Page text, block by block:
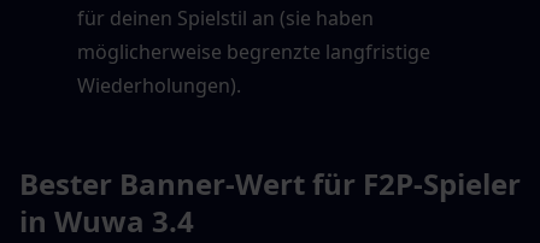
für deinen Spielstil an (sie haben
möglicherweise begrenzte langfristige
Wiederholungen).
Bester Banner-Wert für F2P-Spieler
in Wuwa 3.4